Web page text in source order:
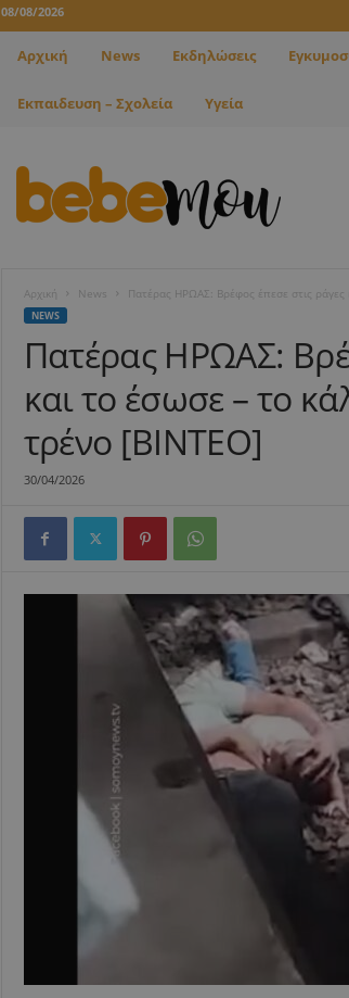
08/08/2026
Αρχική News Εκδηλώσεις
Εκπαιδευση – Σχολεία Υγεία
Αρχική News Πατέρας ΗΡΩΑΣ: Βρέφος έπεσε στις
NEWS
Πατέρας ΗΡΩΑΣ:
και το έσωσε – το
τρένο [ΒΙΝΤΕΟ]
30/04/2026